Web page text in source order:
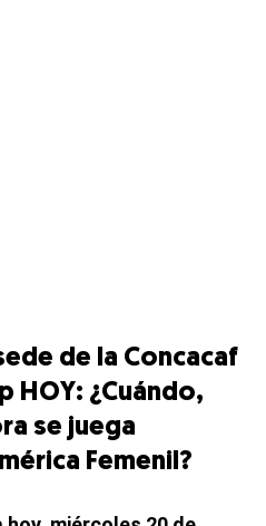
de la Concacaf
HOY: ¿Cuándo,
se juega
Femenil?